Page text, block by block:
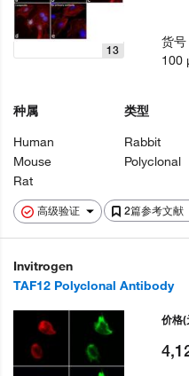
高级验证 2篇参考文献
13
种属
Human
Mouse
Rat
类型
Rabbit
Polyclonal
货号
100
Invitrogen
TAF12 Polyclonal Antibody
价格(